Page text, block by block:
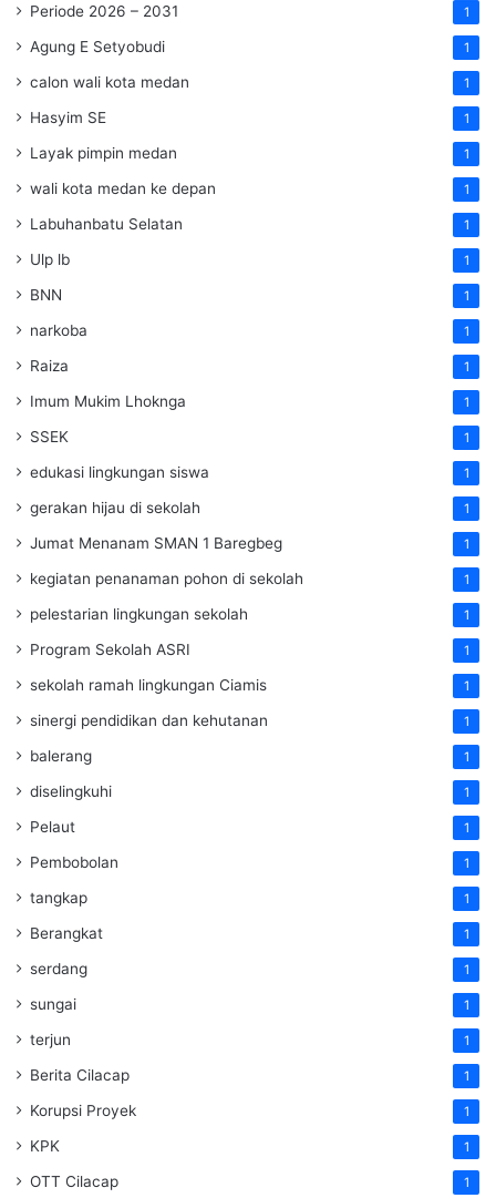
Periode 2026 – 2031 1
Agung E Setyobudi 1
calon wali kota medan 1
Hasyim SE 1
Layak pimpin medan 1
wali kota medan ke depan 1
Labuhanbatu Selatan 1
Ulp lb 1
BNN 1
narkoba 1
Raiza 1
Imum Mukim Lhoknga 1
SSEK 1
edukasi lingkungan siswa 1
gerakan hijau di sekolah 1
Jumat Menanam SMAN 1 Baregbeg 1
kegiatan penanaman pohon di sekolah 1
pelestarian lingkungan sekolah 1
Program Sekolah ASRI 1
sekolah ramah lingkungan Ciamis 1
sinergi pendidikan dan kehutanan 1
balerang 1
diselingkuhi 1
Pelaut 1
Pembobolan 1
tangkap 1
Berangkat 1
serdang 1
sungai 1
terjun 1
Berita Cilacap 1
Korupsi Proyek 1
KPK 1
OTT Cilacap 1